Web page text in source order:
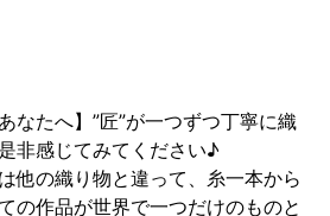
なたへ】”匠”が一つずつ丁寧に織
非感じてみてください♪
他の織り物と違って、糸一本から
の作品が世界で一つだけのものと